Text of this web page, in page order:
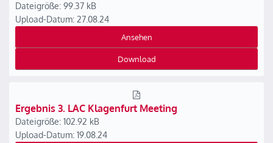
Dateigröße: 99.37 kB
Upload-Datum: 27.08.24
Ansehen
Download
Ergebnis 3. LAC Klagenfurt Meeting
Dateigröße: 102.92 kB
Upload-Datum: 19.08.24